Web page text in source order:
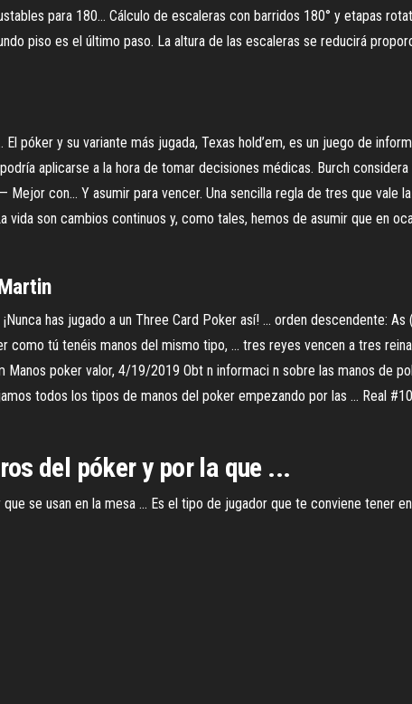
para 180… Cálculo de escaleras con barridos 180° y etapas
piso es el último paso. La altura de las escaleras se reducirá
póker y su variante más jugada, Texas hold’em, es un juego de
aplicarse a la hora de tomar decisiones médicas. Burch
Mejor con… Y asumir para vencer. Una sencilla regla de tres que vale
son cambios continuos y, como tales, hemos de asumir que en
has jugado a un Three Card Poker así! ... orden descendente:
como tú tenéis manos del mismo tipo, ... tres reyes vencen a tres
poker valor, 4/19/2019 Obt n informaci n sobre las manos de
todos los tipos de manos del poker empezando por las ... Real
del póker y por la que ...
se usan en la mesa ... Es el tipo de jugador que te conviene tener